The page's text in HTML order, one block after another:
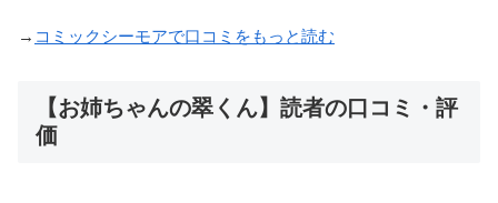
→ コミックシーモアで口コミをもっと読む
【お姉ちゃんの翠くん】読者の口コミ・評
価